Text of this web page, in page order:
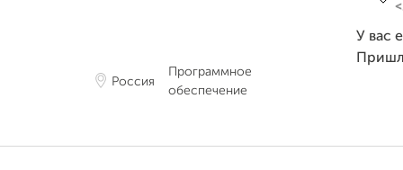
Россия
Программное
обеспечение
У вас